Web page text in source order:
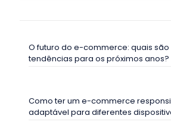
O futuro do e-commerce: quais são
tendências para os próximos anos?
Como ter um e-commerce
adaptável para diferentes